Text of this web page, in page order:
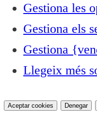
Gestiona les
Gestiona els
Gestiona
Llegeix més
Aceptar cookies Denegar